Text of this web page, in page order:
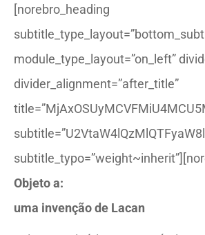
[norebro_heading
module_type_layout=”on_left”
divider_alignment=”after_title”
Objeto a:
uma invenção de Lacan